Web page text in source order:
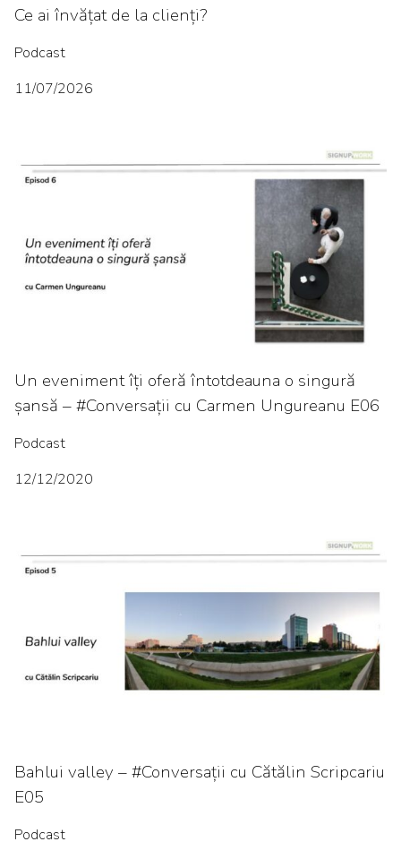
Ce ai învățat de la clienți?
Podcast
11/07/2026
Un eveniment îți oferă întotdeauna o singură
șansă – #Conversații cu Carmen Ungureanu E06
Podcast
12/12/2020
Bahlui valley – #Conversații cu Cătălin Scripcariu
E05
Podcast